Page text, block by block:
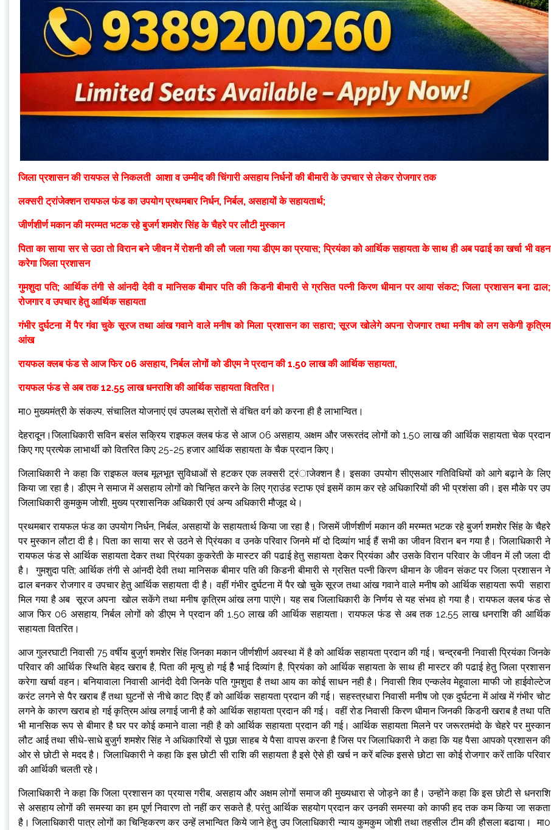
जिला प्रशासन की रायफल से निकलती आशा व उम्मीद की चिंगारी असहाय निर्धनों की बीमारी के उपचार से लेकर रोजगार तक
लक्सरी ट्रांजेक्शन रायफल फंड का उपयोग प्रथमबार निर्धन, निर्बल, असहायों के सहायतार्थ;
जीर्णशीर्ण मकान की मरम्मत भटक रहे बुजर्ग शमशेर सिंह के चैहरे पर लौटी मुस्कान
पिता का साया सर से उठा तो विरान बने जीवन में रोशनी की लौ जला गया डीएम का प्रयास; प्रियंका को आर्थिक सहायता के साथ ही अब पढाई का खर्चा भी वहन
करेगा जिला प्रशासन
गुमशुदा पति; आर्थिक तंगी से आंनदी देवी व मानिसक बीमार पति की किडनी बीमारी से ग्रसित पत्नी किरण धीमान पर आया संकट; जिला प्रशासन बना ढाल;
रोजगार व उपचार हेतु आर्थिक सहायता
गंभीर दुर्घटना में पैर गंवा चुके सूरज तथा आंख गवाने वाले मनीष को मिला प्रशासन का सहारा; सूरज खोलेगे अपना रोजगार तथा मनीष को लग सकेगी कृत्रिम
आंख
रायफल क्लब फंड से आज फिर 06 असहाय, निर्बल लोगों को डीएम ने प्रदान की 1.50 लाख की आर्थिक सहायता,
रायफल फंड से अब तक 12.55 लाख धनराशि की आर्थिक सहायता वितरित।
मा0 मुख्यमंत्री के संकल्प, संचालित योजनाएं एवं उपलब्ध स्रोतों से वंचित वर्ग को करना ही है लाभान्वित।
देहरादून।जिलाधिकारी सविन बसंल सक्रिय राइफल क्लब फंड से आज 06 असहाय, अक्षम और जरूरतंद लोगों को 1.50 लाख की आर्थिक सहायता चेक प्रदान
किए गए प्रत्येक लाभार्थी को वितरित किए 25-25 हजार आर्थिक सहायता के चैक प्रदान किए।
जिलाधिकारी ने कहा कि राइफल क्लब मूलभूत सुविधाओं से हटकर एक लक्सरी ट्रंाजेक्शन है। इसका उपयोग सीएसआर गतिविधियों को आगे बढ़ाने के लिए
किया जा रहा है। डीएम ने समाज में असहाय लोगों को चिन्हित करने के लिए ग्राउंड स्टाफ एवं इसमें काम कर रहे अधिकारियों की भी प्रशंसा की। इस मौके पर उप
जिलाधिकारी कुमकुम जोशी, मुख्य प्रशासनिक अधिकारी एवं अन्य अधिकारी मौजूद थे।
प्रथमबार रायफल फंड का उपयोग निर्धन, निर्बल, असहायों के सहायतार्थ किया जा रहा है। जिसमें जीर्णशीर्ण मकान की मरम्मत भटक रहे बुजर्ग शमशेर सिंह के चैहरे
पर मुस्कान लौटा दी है। पिता का साया सर से उठने से प्रिंयका व उनके परिवार जिनमे मॉ दो दिव्यांग भाई हैं सभी का जीवन विरान बन गया है। जिलाधिकारी ने
रायफल फंड से आर्थिक सहायता देकर तथा प्रिंयका कुकरेती के मास्टर की पढाई हेतु सहायता देकर प्रियंका और उसके विरान परिवार के जीवन में लौ जला दी
है। गुमशुदा पति; आर्थिक तंगी से आंनदी देवी तथा मानिसक बीमार पति की किडनी बीमारी से ग्रसित पत्नी किरण धीमान के जीवन संकट पर जिला प्रशासन ने
ढाल बनकर रोजगार व उपचार हेतु आर्थिक सहायता दी है। वहीं गंभीर दुर्घटना में पैर खो चुके सूरज तथा आंख गवाने वाले मनीष को आर्थिक सहायता रूपी सहारा
मिल गया है अब सूरज अपना खोल सकेंगे तथा मनीष कृत्रिम आंख लगा पाएंगे। यह सब जिलाधिकारी के निर्णय से यह संभव हो गया है। रायफल क्लब फंड से
आज फिर 06 असहाय, निर्बल लोगों को डीएम ने प्रदान की 1.50 लाख की आर्थिक सहायता। रायफल फंड से अब तक 12.55 लाख धनराशि की आर्थिक
सहायता वितरित।
आज गुलरघाटी निवासी 75 वर्षीय बुजुर्ग शमशेर सिंह जिनका मकान जीर्णशीर्ण अवस्था में है को आर्थिक सहायता प्रदान की गई। चन्द्रबनी निवासी प्रियंका जिनके
परिवार की आर्थिक स्थिति बेहद खराब है, पिता की मृत्यु हो गई हैैैै भाई दिव्यांग है, प्रियंका को आर्थिक सहायता के साथ ही मास्टर की पढाई हेतु जिला प्रशासन
करेगा खर्चा वहन। बनियावाला निवासी आनंदी देवी जिनके पति गुमशुदा है तथा आय का कोई साधन नही है। निवासी शिव एन्कलेव मेहूवाला माफी जो हाईवोल्टेज
करंट लगने से पैर खराब हैं तथा घुटनों से नीचे काट दिए हैं को आर्थिक सहायता प्रदान की गई। सहस्त्रधारा निवासी मनीष जो एक दुर्घटना में आंख में गंभीर चोट
लगने के कारण खराब हो गई कृत्रिम आंख लगाई जानी है को आर्थिक सहायता प्रदान की गई। वहीं रोड निवासी किरण धीमान जिनकी किडनी खराब है तथा पति
भी मानसिक रूप से बीमार है घर पर कोई कमाने वाला नही है को आर्थिक सहायता प्रदान की गई। आर्थिक सहायता मिलने पर जरूरतमंदो के चेहरे पर मुस्कान
लौट आई तथा सीधे-साधे बुजुर्ग शमशेर सिंह ने अधिकारियों से पूछा साहब ये पैसा वापस करना है जिस पर जिलाधिकारी ने कहा कि यह पैसा आपको प्रशासन की
ओर से छोटी से मदद है। जिलाधिकारी ने कहा कि इस छोटी सी राशि की सहायता है इसे ऐसे ही खर्च न करें बल्कि इससे छोटा सा कोई रोजगार करें ताकि परिवार
की आर्थिकी चलती रहे।
जिलाधिकारी ने कहा कि जिला प्रशासन का प्रयास गरीब, असहाय और अक्षम लोगों समाज की मुख्यधारा से जोड़ने का है। उन्होंने कहा कि इस छोटी से धनराशि
से असहाय लोगों की समस्या का हम पूर्ण निवारण तो नहीं कर सकते है, परंतु आर्थिक सहयोग प्रदान कर उनकी समस्या को काफी हद तक कम किया जा सकता
है। जिलाधिकारी पात्र लोगों का चिन्हिकरण कर उन्हें लभान्वित किये जाने हेतु उप जिलाधिकारी न्याय कुमकुम जोशी तथा तहसील टीम की हौसला बढाया। मा0